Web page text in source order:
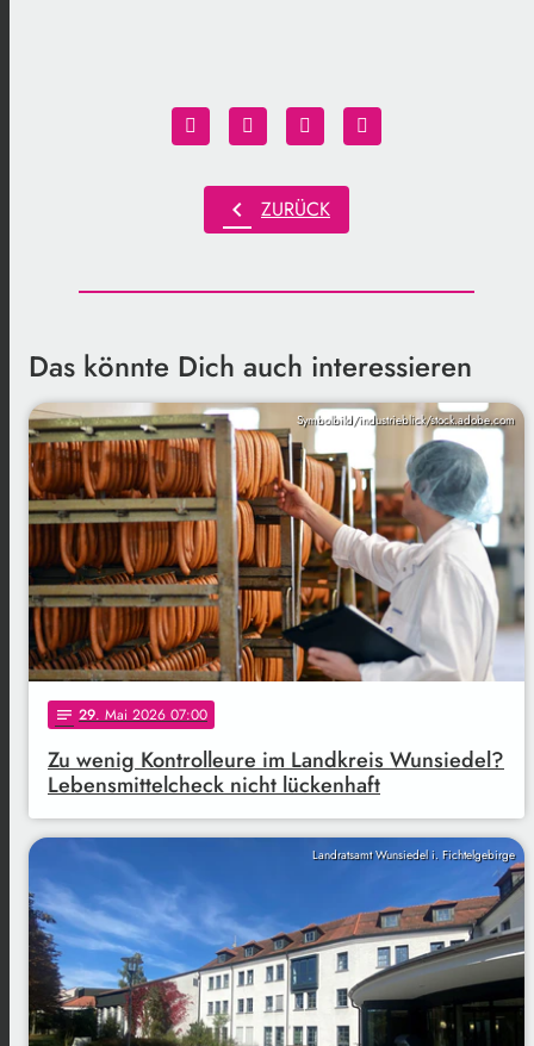
chevron_left ZURÜCK
Das könnte Dich auch interessieren
Symbolbild/industrieblick/stock.adobe.com
notes 29. Mai 2026 07:00
Zu wenig Kontrolleure im Landkreis Wunsiedel?
Lebensmittelcheck nicht lückenhaft
Landratsamt Wunsiedel i. Fichtelgebirge